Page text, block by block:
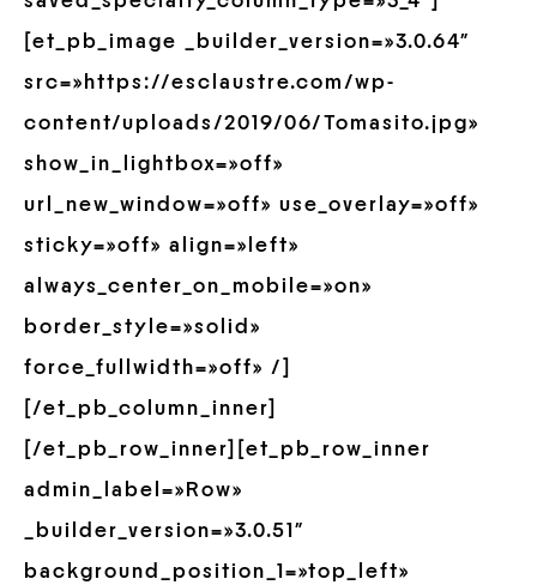
[et_pb_image _builder_version=»3.0.64″
src=»https://esclaustre.com/wp-
content/uploads/2019/06/Tomasito.jpg»
show_in_lightbox=»off»
url_new_window=»off» use_overlay=»off»
sticky=»off» align=»left»
always_center_on_mobile=»on»
border_style=»solid»
force_fullwidth=»off» /]
[/et_pb_column_inner]
[/et_pb_row_inner][et_pb_row_inner
admin_label=»Row»
_builder_version=»3.0.51″
background_position_1=»top_left»